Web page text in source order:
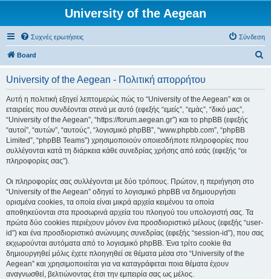
University of the Aegean
Συχνές ερωτήσεις Σύνδεση
Board
University of the Aegean - Πολιτική απορρήτου
Αυτή η πολιτική εξηγεί λεπτομερώς πώς το “University of the Aegean” και οι
εταιρείες που συνδέονται στενά με αυτό (εφεξής “εμείς”, “εμάς”, “δικό μας”,
“University of the Aegean”, “https://forum.aegean.gr”) και το phpBB (εφεξής
“αυτοί”, “αυτών”, “αυτούς”, “λογισμικό phpBB”, “www.phpbb.com”, “phpBB
Limited”, “phpBB Teams”) χρησιμοποιούν οποιεσδήποτε πληροφορίες που
συλλέγονται κατά τη διάρκεια κάθε συνεδρίας χρήσης από εσάς (εφεξής “οι
πληροφορίες σας”).
Οι πληροφορίες σας συλλέγονται με δύο τρόπους. Πρώτον, η περιήγηση στο
“University of the Aegean” οδηγεί το λογισμικό phpBB να δημιουργήσει
ορισμένα cookies, τα οποία είναι μικρά αρχεία κειμένου τα οποία
αποθηκεύονται στα προσωρινά αρχεία του πλοηγού του υπολογιστή σας. Τα
πρώτα δύο cookies περιέχουν μόνον ένα προσδιοριστικό μέλους (εφεξής “user-
id”) και ένα προσδιοριστικό ανώνυμης συνεδρίας (εφεξής “session-id”), που σας
εκχωρούνται αυτόματα από το λογισμικό phpBB. Ένα τρίτο cookie θα
δημιουργηθεί μόλις έχετε πλοηγηθεί σε θέματα μέσα στο “University of the
Aegean” και χρησιμοποιείται για να καταγράφεται ποια θέματα έχουν
αναγνωσθεί, βελτιώνοντας έτσι την εμπειρία σας ως μέλος.